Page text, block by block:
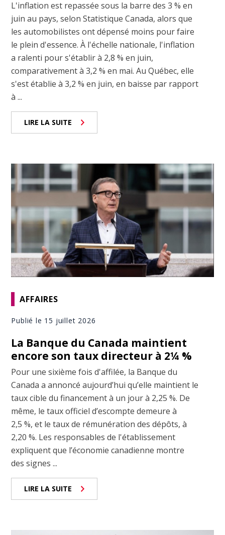
L'inflation est repassée sous la barre des 3 % en
juin au pays, selon Statistique Canada, alors que
les automobilistes ont dépensé moins pour faire
le plein d'essence. À l'échelle nationale, l'inflation
a ralenti pour s'établir à 2,8 % en juin,
comparativement à 3,2 % en mai. Au Québec, elle
s'est établie à 3,2 % en juin, en baisse par rapport
à ...
LIRE LA SUITE
AFFAIRES
Publié le 15 juillet 2026
La Banque du Canada maintient
encore son taux directeur à 2¼ %
Pour une sixième fois d'affilée, la Banque du
Canada a annoncé aujourd’hui qu’elle maintient le
taux cible du financement à un jour à 2,25 %. De
même, le taux officiel d’escompte demeure à
2,5 %, et le taux de rémunération des dépôts, à
2,20 %. Les responsables de l'établissement
expliquent que l’économie canadienne montre
des signes ...
LIRE LA SUITE